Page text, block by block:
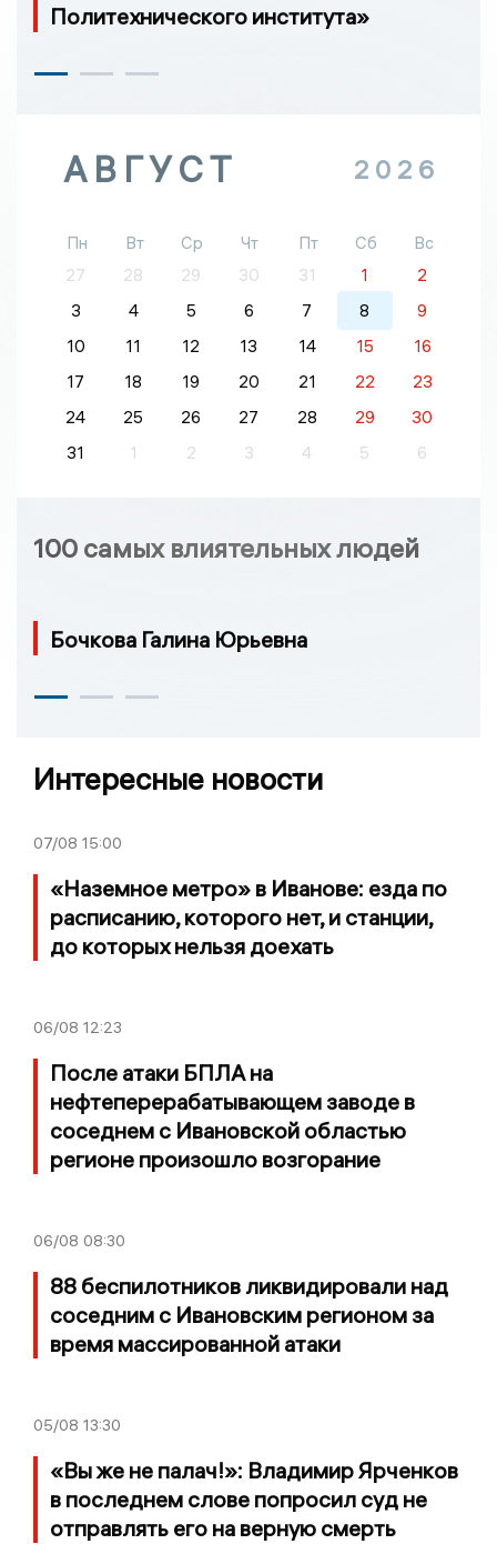
Политехнического института»
АВГУСТ 2026
Пн Вт Ср Чт Пт Сб
Вс
27
28 29 30 31 1
2
3
4 5 6 7 8
9
10
11 12 13 14 15
16
17
18 19 20 21 22
23
24
25 26 27 28 29
30
31
1 2 3 4 5 6
100 самых влиятельных людей
Бочкова Галина Юрьевна
Интересные новости
07/08 15:00
«Наземное метро» в Иванове: езда по
расписанию, которого нет, и станции,
до которых нельзя доехать
06/08 12:23
После атаки БПЛА на
нефтеперерабатывающем заводе в
соседнем с Ивановской областью
регионе произошло возгорание
06/08 08:30
88 беспилотников ликвидировали над
соседним с Ивановским регионом за
время массированной атаки
05/08 13:30
«Вы же не палач!»: Владимир Ярченков
в последнем слове попросил суд не
отправлять его на верную смерть